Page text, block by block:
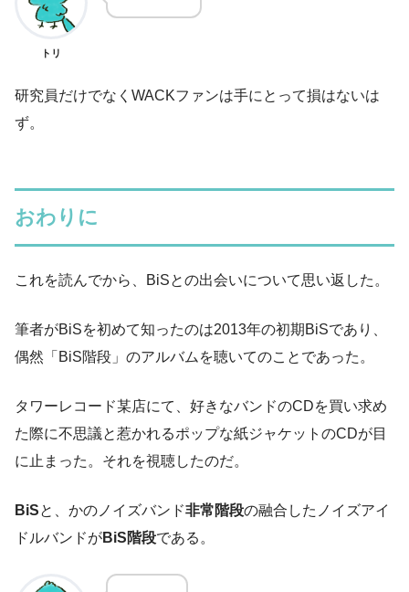
トリ
研究員だけでなくWACKファンは手にとって損はないは
ず。
おわりに
これを読んでから、BiSとの出会いについて思い返した。
筆者がBiSを初めて知ったのは2013年の初期BiSであり、
偶然「BiS階段」のアルバムを聴いてのことであった。
タワーレコード某店にて、好きなバンドのCDを買い求め
た際に不思議と惹かれるポップな紙ジャケットのCDが目
に止まった。それを視聴したのだ。
BiSと、かのノイズバンド非常階段の融合したノイズアイ
ドルバンドがBiS階段である。